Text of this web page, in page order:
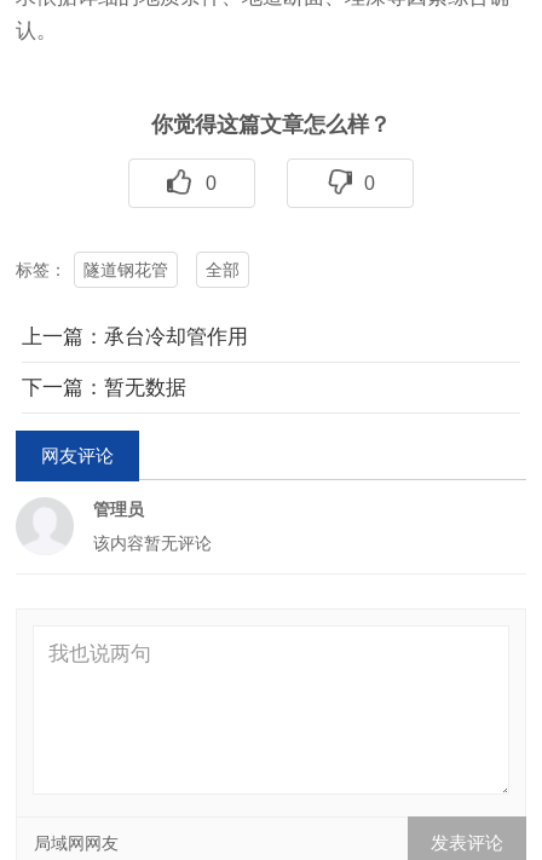
认。
你觉得这篇文章怎么样？
0 0
标签： 隧道钢花管 全部
上一篇：承台冷却管作用
下一篇：暂无数据
网友评论
管理员
该内容暂无评论
局域网网友